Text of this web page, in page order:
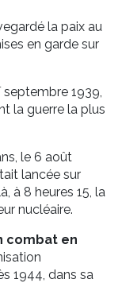
la paix au
en garde sur
septembre 1939,
la guerre la plus
le 6 août
lancée sur
à 8 heures 15, la
nucléaire.
combat en
1944, dans sa